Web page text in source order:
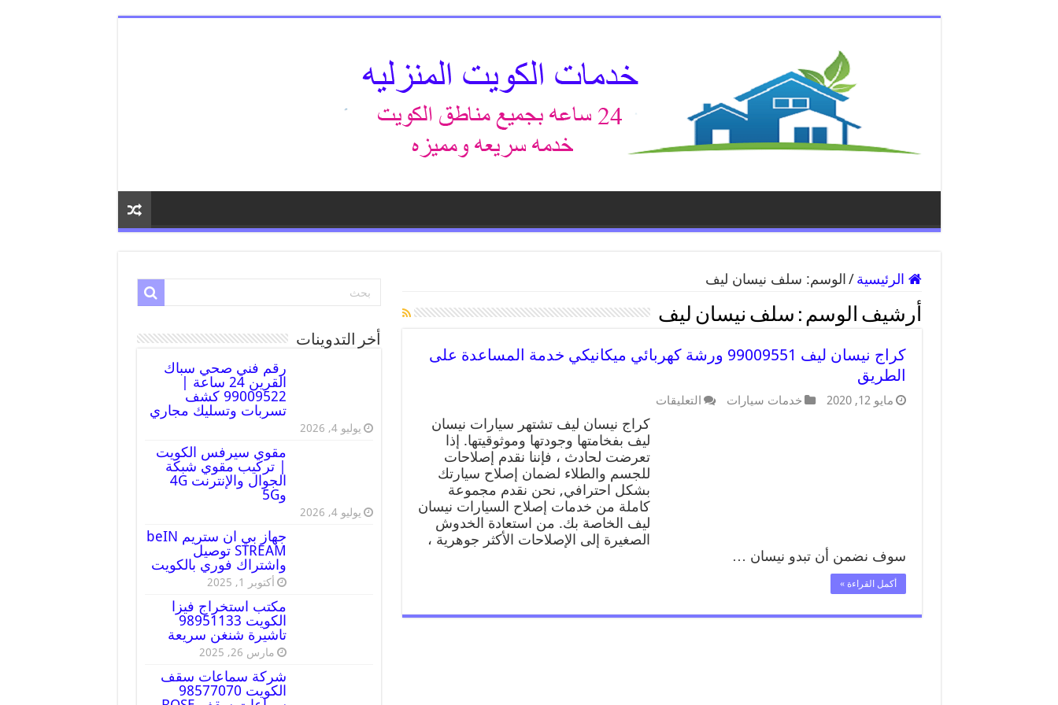
الرئيسية / الوسم: سلف نيسان ليف
أرشيف الوسم : سلف نيسان ليف
كراج نيسان ليف 99009551 ورشة كهربائي ميكانيكي خدمة المساعدة على
الطريق
مايو 12, 2020 خدمات سيارات التعليقات
كراج نيسان ليف تشتهر سيارات نيسان
ليف بفخامتها وجودتها وموثوقيتها. إذا
تعرضت لحادث ، فإننا نقدم إصلاحات
للجسم والطلاء لضمان إصلاح سيارتك
بشكل احترافي, نحن نقدم مجموعة
كاملة من خدمات إصلاح السيارات نيسان
ليف الخاصة بك. من استعادة الخدوش
الصغيرة إلى الإصلاحات الأكثر جوهرية ،
سوف نضمن أن تبدو نيسان …
أكمل القراءة »
أخر التدوينات
رقم فني صحي سباك
القرين 24 ساعة |
99009522 كشف
تسربات وتسليك مجاري
يوليو 4, 2026
مقوي سيرفس الكويت
| تركيب مقوي شبكة
الجوال والإنترنت 4G
و5G
يوليو 4, 2026
جهاز بي ان ستريم beIN
STREAM توصيل
واشتراك فوري بالكويت
أكتوبر 1, 2025
مكتب استخراج فيزا
الكويت 98951133
تاشيرة شنغن سريعة
مارس 26, 2025
شركة سماعات سقف
الكويت 98577070